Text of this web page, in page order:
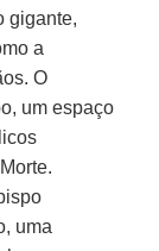
gigante,
a
O
um espaço
uma